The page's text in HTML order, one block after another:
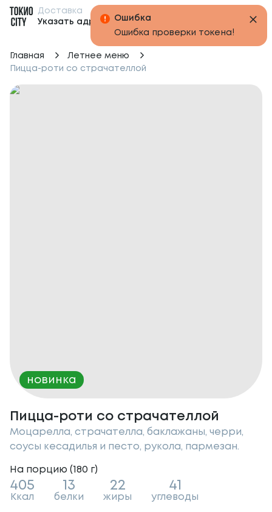
Доставка
Указать адрес
Главная
Летнее меню
Пицца-роти со страчателлой
новинка
Пицца-роти со страчателлой
Моцарелла, страчателла, баклажаны, черри,
соусы кесадилья и песто, рукола, пармезан.
На порцию (180 г)
405
Ккал
13
белки
22
жиры
41
углеводы